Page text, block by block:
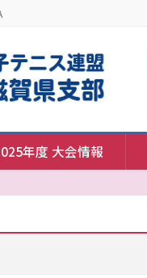
年度 大会情報